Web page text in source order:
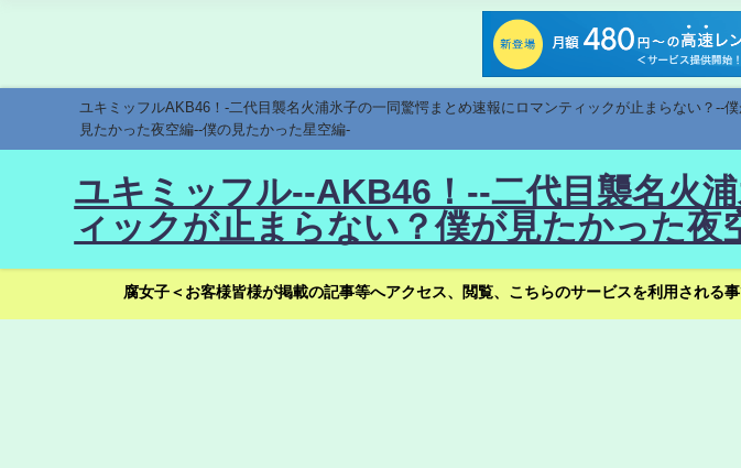
ユキミッフルAKB46！-二代目襲名火浦氷子の一同驚愕まとめ速報にロマンティックが止まらない？
見たかった夜空編--僕の見たかった星空編-
ユキミッフル--AKB46！--二代目襲名火
ィックが止まらない？僕が見たかった夜
腐女子＜お客様皆様が掲載の記事等へアクセス、閲覧、こちらのサービスを利用される